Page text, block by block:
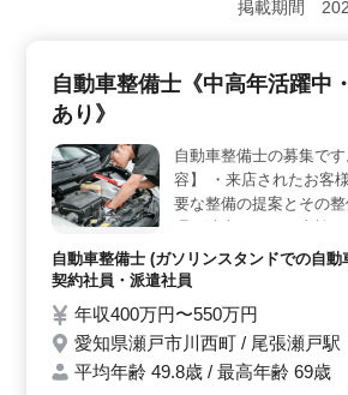
やすい環境＞ 車通勤が可能であり、
す。 ＜多様な業務内容＞ 車検場併
タンドでの整備業務を行います。お客
解整備、点検整備、車検業務など幅広
点が魅力です。自動車関連の様々な業
きます。
掲載期間
自動車整備士《中高年活躍中
あり》
自動車整備士の募集で
容】 ・来店されたお客
要な整備の提案とその
自動車用品の販売等 メ
な方歓迎です。
自動車整備士 (ガソリンスタンドでの自動
契約社員・派遣社員
年収400万円〜550万円
愛知県瀬戸市川西町 / 尾張瀬戸駅
平均年齢 49.8歳 / 最高年齢 69歳